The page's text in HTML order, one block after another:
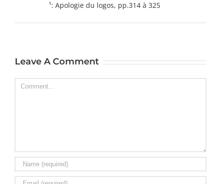
¹: Apologie du logos, pp.314 à 325
Leave A Comment
Comment